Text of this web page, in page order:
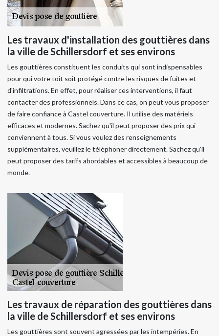
Les travaux d'installation des gouttières dans
la ville de Schillersdorf et ses environs
Les gouttières constituent les conduits qui sont indispensables
pour qui votre toit soit protégé contre les risques de fuites et
d'infiltrations. En effet, pour réaliser ces interventions, il faut
contacter des professionnels. Dans ce cas, on peut vous proposer
de faire confiance à Castel couverture. Il utilise des matériels
efficaces et modernes. Sachez qu'il peut proposer des prix qui
conviennent à tous. Si vous voulez des renseignements
supplémentaires, veuillez le téléphoner directement. Sachez qu'il
peut proposer des tarifs abordables et accessibles à beaucoup de
monde.
Les travaux de réparation des gouttières dans
la ville de Schillersdorf et ses environs
Les gouttières sont souvent agressées par les intempéries. En